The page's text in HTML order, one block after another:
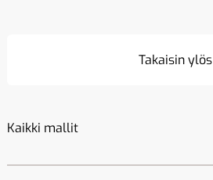
Takaisin ylös
Kaikki mallit